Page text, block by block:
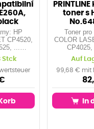
HP
CP4520,
...
Barva:
Stck
toner s
Toner
COLOR
Orientační
stran při
Auf
99,68 € mit
In